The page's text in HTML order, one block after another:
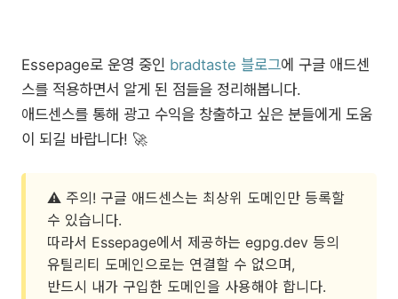
Essepage로 운영 중인 bradtaste 블로그에 구글 애드센
스를 적용하면서 알게 된 점들을 정리해봅니다.
애드센스를 통해 광고 수익을 창출하고 싶은 분들에게 도움
이 되길 바랍니다! 🚀
⚠️ 주의! 구글 애드센스는 최상위 도메인만 등록할
수 있습니다.
따라서 Essepage에서 제공하는 egpg.dev 등의
유틸리티 도메인으로는 연결할 수 없으며,
반드시 내가 구입한 도메인을 사용해야 합니다.